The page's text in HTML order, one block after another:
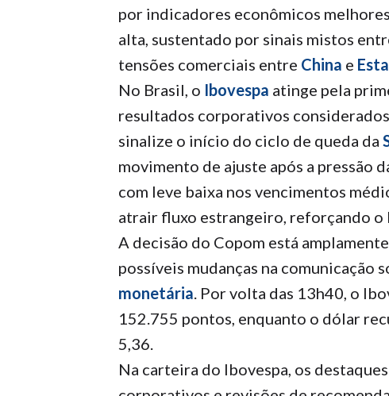
por indicadores econômicos
alta, sustentado por sinais mistos
tensões comerciais entre China e
No Brasil, o Ibovespa atinge pela
resultados corporativos
sinalize o início do ciclo de queda da
movimento de ajuste após a pressão
com leve baixa nos vencimentos
atrair fluxo estrangeiro, reforçando o
A decisão do Copom está
possíveis mudanças na comunicação
monetária. Por volta das 13h40, o
152.755 pontos, enquanto o dólar
5,36.
Na carteira do Ibovespa, os